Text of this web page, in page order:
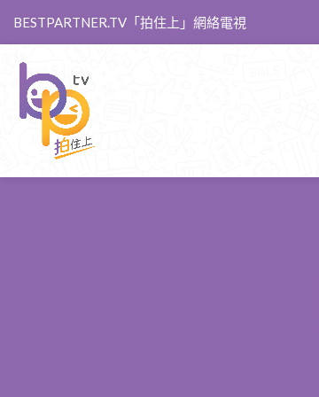
BESTPARTNER.TV「拍住上」網絡電視